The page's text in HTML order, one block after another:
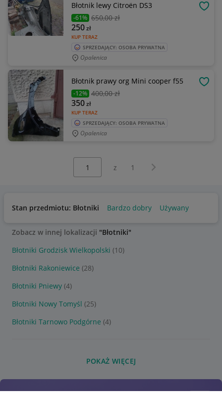
Błotnik lewy Citroën DS3
-61% 650,00 zł
KUP TERAZ
250zł
SPRZEDAJĄCY: OSOBA PRYWATNA
Opalenica
Błotnik prawy org Mini cooper f55
-12% 400,00 zł
KUP TERAZ
350zł
SPRZEDAJĄCY: OSOBA PRYWATNA
Opalenica
z 1 Następna strona
Stan przedmiotu: Błotniki Bardzo dobry Używany
Zobacz w innej lokalizacji "Błotniki"
Błotniki Grodzisk Wielkopolski (10)
Błotniki Rakoniewice (28)
Błotniki Pniewy (4)
Błotniki Nowy Tomyśl (25)
Błotniki Tarnowo Podgórne (4)
POKAŻ WIĘCEJ